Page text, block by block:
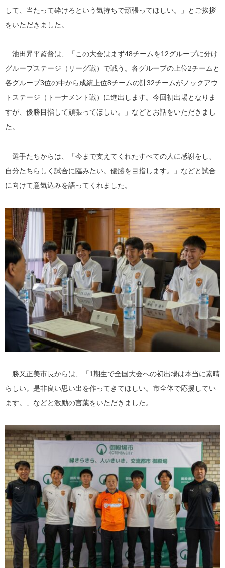
して、当たって砕けろという気持ちで頑張ってほしい。」とご挨拶
をいただきました。
池田昇平監督は、「この大会はまず48チームを12グループに分け
グループステージ（リーグ戦）で戦う。各グループの上位2チームと
各グループ3位の中から成績上位8チームの計32チームがノックアウ
トステージ（トーナメント戦）に進出します。今回初出場となりま
すが、優勝目指して頑張ってほしい。」などとお話をいただきまし
た。
選手たちからは、「今まで支えてくれたすべての人に感謝をし、
自分たちらしく試合に臨みたい。優勝を目指します。」などと試合
に向けて意気込みを語ってくれました。
勝又正美市長からは、「1期生で全国大会への初出場は本当に素晴
らしい。是非良い思い出を作ってきてほしい。市全体で応援してい
ます。」などと激励の言葉をいただきました。